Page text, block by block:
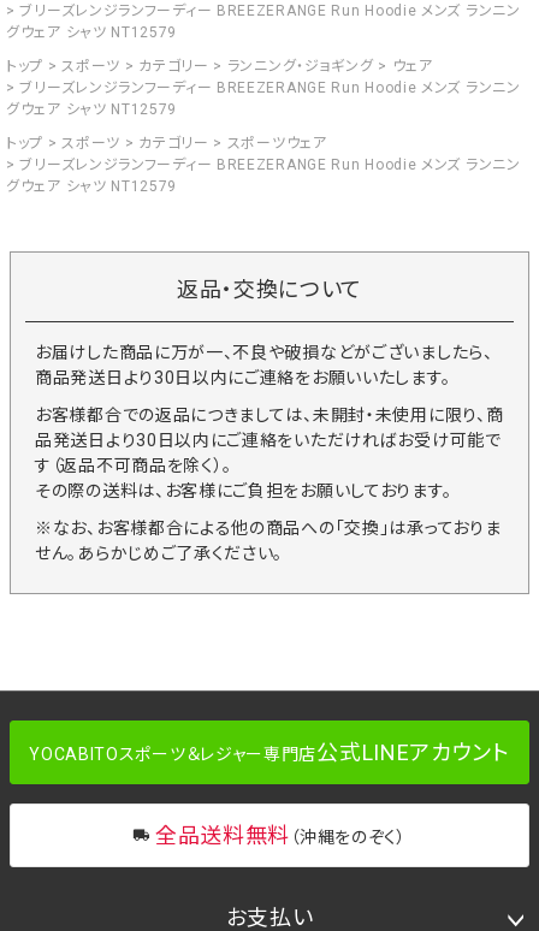
ブリーズレンジランフーディー BREEZERANGE Run Hoodie メンズ ランニン
グウェア シャツ NT12579
トップ
スポーツ カテゴリー ランニング・ジョギング
ウェア
ブリーズレンジランフーディー BREEZERANGE Run Hoodie メンズ ランニン
グウェア シャツ NT12579
トップ
スポーツ カテゴリー
スポーツウェア
ブリーズレンジランフーディー BREEZERANGE Run Hoodie メンズ ランニン
グウェア シャツ NT12579
返品・交換について
お届けした商品に万が一、不良や破損などがございましたら、
商品発送日より30日以内にご連絡をお願いいたします。
お客様都合での返品につきましては、未開封・未使用に限り、商
品発送日より30日以内にご連絡をいただければお受け可能で
す（返品不可商品を除く）。
その際の送料は、お客様にご負担をお願いしております。
※なお、お客様都合による他の商品への「交換」は承っておりま
せん。あらかじめご了承ください。
YOCABITOスポーツ＆レジャー専門店公式LINEアカウント
全品送料無料 （沖縄をのぞく）
お支払い